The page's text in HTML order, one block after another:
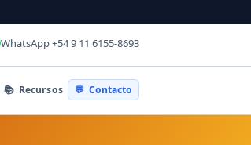
WhatsApp +54 9 11 6155-8693
📚 Recursos 💬 Contacto